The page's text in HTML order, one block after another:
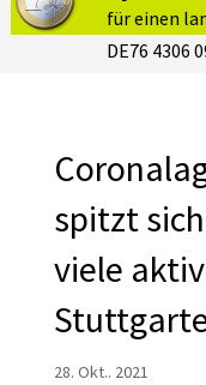
für einen
DE76 4306
spitzt
viele
28. Okt.. 2021